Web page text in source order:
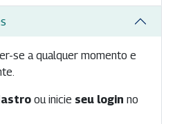
se a qualquer momento e
ou inicie seu login no